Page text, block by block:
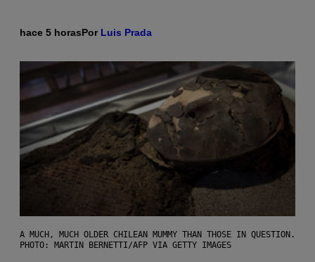
hace 5 horasPor Luis Prada
A MUCH, MUCH OLDER CHILEAN MUMMY THAN THOSE IN QUESTION.
PHOTO: MARTIN BERNETTI/AFP VIA GETTY IMAGES